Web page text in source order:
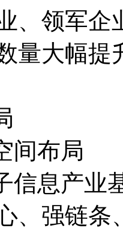
、领军企
量大幅
间布局
信息产业
、强链条